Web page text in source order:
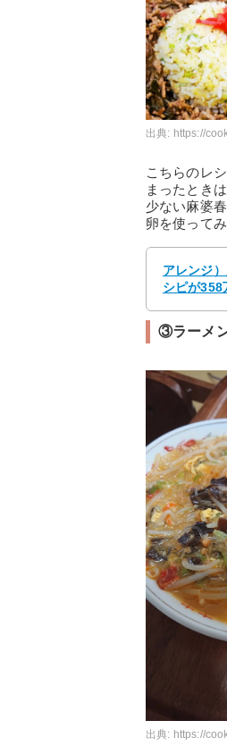
出典: https://
こちらのレ
まったとき
少ない麻婆
卵を使って
アレンジ
シピが358
③ラーメ
出典: https://